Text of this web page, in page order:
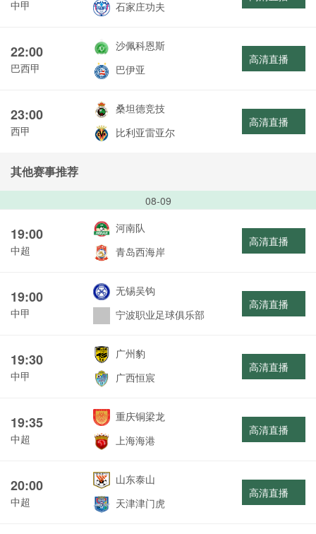
中甲 石家庄功夫
22:00
巴西甲
沙佩科恩斯
巴伊亚
高清直播
23:00
西甲
桑坦德竞技
比利亚雷亚尔
高清直播
其他赛事推荐
08-09
19:00
中超
河南队
青岛西海岸
高清直播
19:00
中甲
无锡吴钩
宁波职业足球俱乐部
高清直播
19:30
中甲
广州豹
广西恒宸
高清直播
19:35
中超
重庆铜梁龙
上海海港
高清直播
20:00
中超
山东泰山
天津津门虎
高清直播